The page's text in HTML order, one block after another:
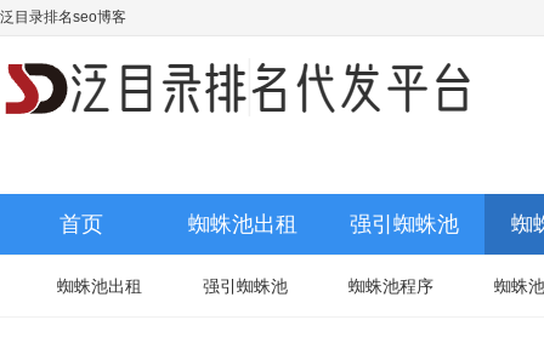
泛目录排名seo博客
首页 蜘蛛池出租 强引蜘蛛池 蜘
蜘蛛池出租 强引蜘蛛池 蜘蛛池程序 蜘蛛